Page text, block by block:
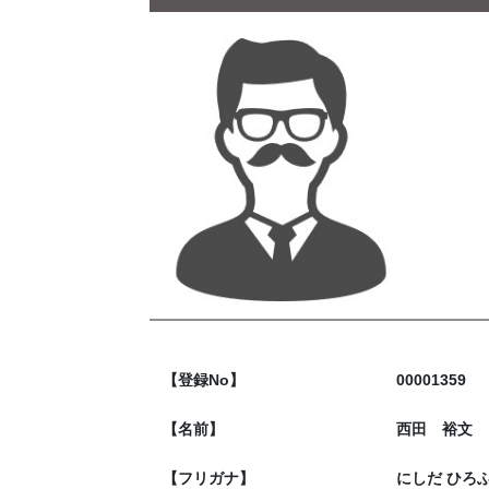
【登録No】 00001359
【名前】 西田 裕文
【フリガナ】 にしだ ひろ